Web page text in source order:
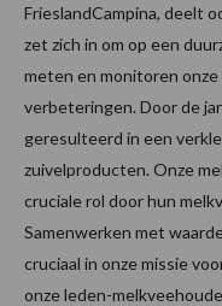
FrieslandCampina, deelt
zet zich in om op een
meten en monitoren
verbeteringen. Door de
geresulteerd in een
zuivelproducten. Onze
cruciale rol door hun
Samenwerken met
cruciaal in onze missie
onze leden-